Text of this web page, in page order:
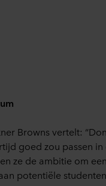
Browns vertelt:
goed zou passen
ze de ambitie om
potentiële